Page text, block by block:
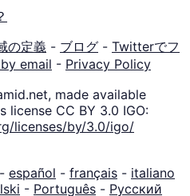
の定義 - ブログ - Twitterでフ
email - Privacy Policy
made available
license CC BY 3.0 IGO:
licenses/by/3.0/igo/
- español - français - italiano
- Português - Русский